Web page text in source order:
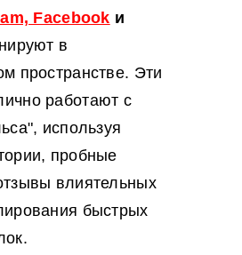
Facebook и
в
пространстве. Эти
работают с
используя
пробные
влиятельных
быстрых